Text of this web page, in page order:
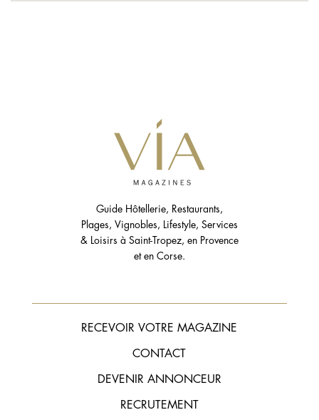
Guide Hôtellerie, Restaurants,
Plages, Vignobles, Lifestyle, Services
& Loisirs à Saint-Tropez, en Provence
et en Corse.
RECEVOIR VOTRE MAGAZINE
CONTACT
DEVENIR ANNONCEUR
RECRUTEMENT